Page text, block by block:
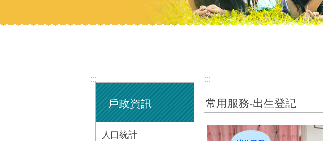
:::
戶政資訊
人口統計
:::
常用服務-出生登記